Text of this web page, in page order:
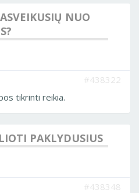
NUO
#438322
tikrinti reikia.
PAKLYDUSIUS
#438348